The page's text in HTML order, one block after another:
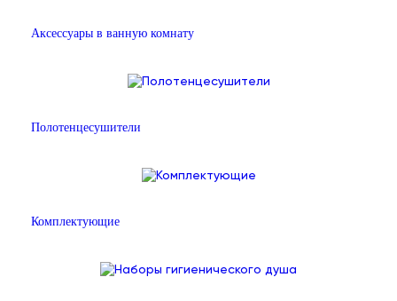
Аксессуары в ванную комнату
Полотенцесушители
Комплектующие